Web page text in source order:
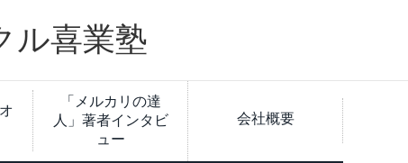
ル喜業塾
「メルカリの達
人」著者インタビ
ュー
会社概要